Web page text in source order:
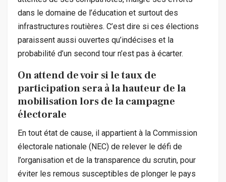
dans le domaine de l’éducation et surtout des
infrastructures routières. C’est dire si ces élections
paraissent aussi ouvertes qu’indécises et la
probabilité d’un second tour n’est pas à écarter.
On attend de voir si le taux de
participation sera à la hauteur de la
mobilisation lors de la campagne
électorale
En tout état de cause, il appartient à la Commission
électorale nationale (NEC) de relever le défi de
l’organisation et de la transparence du scrutin, pour
éviter les remous susceptibles de plonger le pays